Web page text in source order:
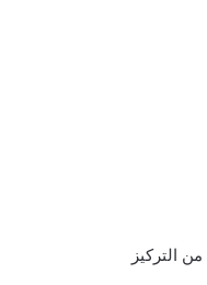
التركيز